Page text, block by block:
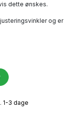
dette ønskes.
og er
1-3 dage